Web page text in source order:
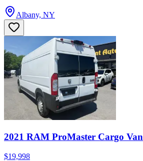
Albany, NY
2021 RAM ProMaster Cargo Van
$19,998